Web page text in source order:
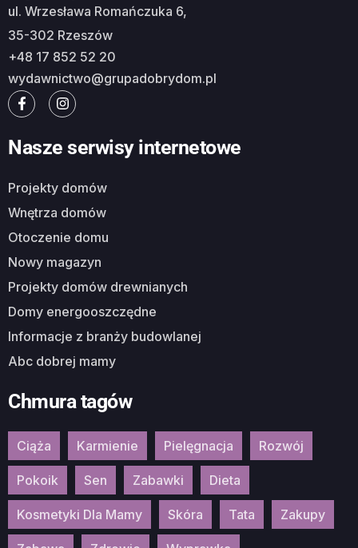
ul. Wrzesława Romańczuka 6,
35-302 Rzeszów
+48 17 852 52 20
wydawnictwo@grupadobrydom.pl
Nasze serwisy internetowe
Projekty domów
Wnętrza domów
Otoczenie domu
Nowy magazyn
Projekty domów drewnianych
Domy energooszczędne
Informacje z branży budowlanej
Abc dobrej mamy
Chmura tagów
Ciąża Karmienie Pielęgnacja Rozwój
Pokoik Sen Zabawki Dieta
Kosmetyki Dla Mamy Skóra Tata Zakupy